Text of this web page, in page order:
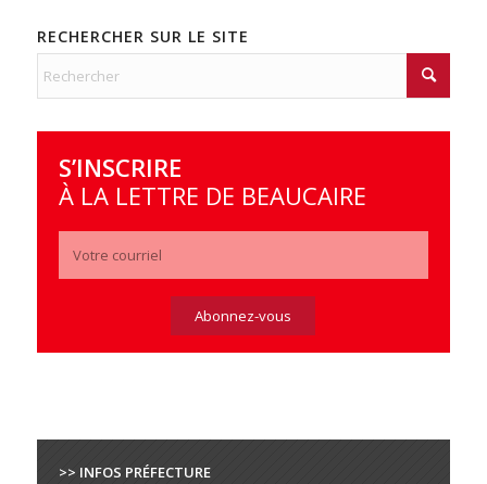
RECHERCHER SUR LE SITE
S’INSCRIRE
À LA LETTRE DE BEAUCAIRE
>> INFOS PRÉFECTURE